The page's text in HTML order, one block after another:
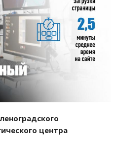
проект
центра